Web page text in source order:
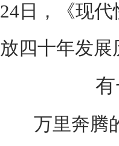
24日，《现
放四十年发
万里奔腾